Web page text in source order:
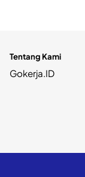
Tentang Kami
Gokerja.ID